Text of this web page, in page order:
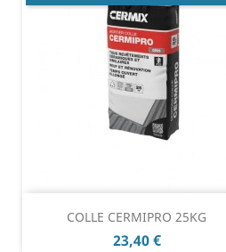
COLLE CERMIPRO 25KG
Prix
23,40 €